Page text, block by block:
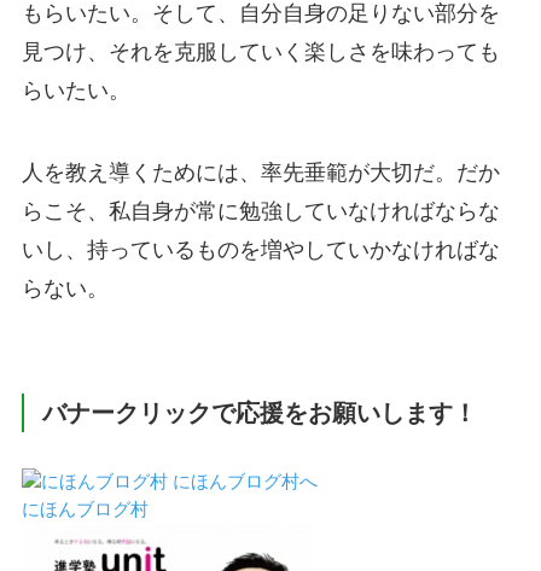
もらいたい。そして、自分自身の足りない部分を
見つけ、それを克服していく楽しさを味わっても
らいたい。
人を教え導くためには、率先垂範が大切だ。だか
らこそ、私自身が常に勉強していなければならな
いし、持っているものを増やしていかなければな
らない。
バナークリックで応援をお願いします！
にほんブログ村